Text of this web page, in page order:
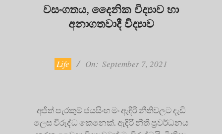
වසංගතය, දෛනික විද්‍යාව හා
අනාගතවාදී විද්‍යාව
Life On: September 7, 2021
අජිත් පැරකුම් ජයසිංහ මං ඇඳිරි නීතිවලට දැඩි
ලෙස විරුද්ධ කෙනෙක්. ඇඳිරි නීති ප්‍රවර්ධනය